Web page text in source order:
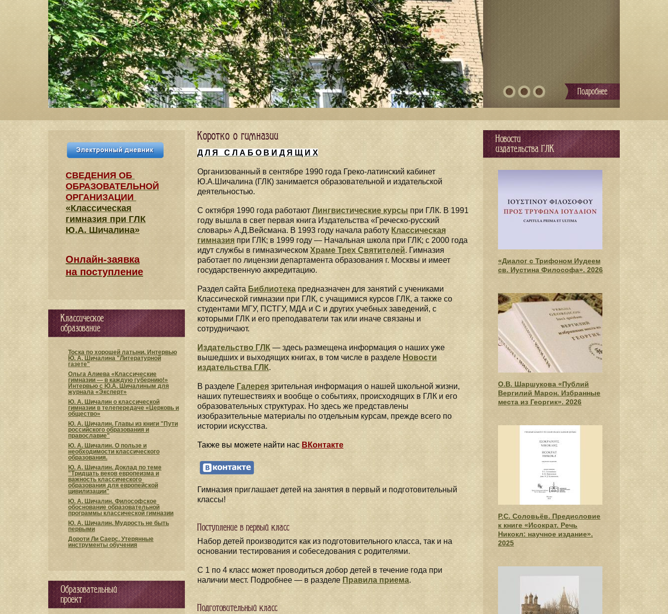
Коротко о гимназии
Д Л Я С Л А Б О В И Д Я Щ И Х
Организованный в сентябре 1990 года Греко-латинский кабинет
Ю.А.Шичалина (ГЛК) занимается образовательной и издательской
деятельностью.
С октября 1990 года работают Лингвистические курсы при ГЛК. В 1991
году вышла в свет первая книга Издательства «Греческо-русский
словарь» А.Д.Вейсмана. В 1993 году начала работу Классическая
гимназия при ГЛК; в 1999 году — Начальная школа при ГЛК; с 2000 года
идут службы в гимназическом Храме Трех Святителей. Гимназия
работает по лицензии департамента образования г. Москвы и имеет
государственную аккредитацию.
Раздел сайта Библиотека предназначен для занятий с учениками
Классической гимназии при ГЛК, с учащимися курсов ГЛК, а также со
студентами МГУ, ПСТГУ, МДА и С и других учебных заведений, с
которыми ГЛК и его преподаватели так или иначе связаны и
сотрудничают.
Издательство ГЛК — здесь размещена информация о наших уже
вышедших и выходящих книгах, в том числе в разделе Новости
издательства ГЛК.
В разделе Галерея зрительная информация о нашей школьной жизни,
наших путешествиях и вообще о событиях, происходящих в ГЛК и его
образовательных структурах. Но здесь же представлены
изобразительные материалы по отдельным курсам, прежде всего по
истории искусства.
Также вы можете найти нас ВКонтакте
Гимназия приглашает детей на занятия в первый и подготовительный
классы!
Поступление в первый класс
Набор детей производится как из подготовительного класса, так и на
основании тестирования и собеседования с родителями.
С 1 по 4 класс может проводиться добор детей в течение года при
наличии мест. Подробнее — в разделе Правила приема.
Подготовительный класс
СВЕДЕНИЯ​ ОБ
ОБРАЗОВАТЕЛЬНОЙ
ОРГАНИЗАЦИИ
«Классическая
гимназия при ГЛК
Ю.А. Шичалина»
Онлайн-заявка
на поступление
Классическое
образование
Тоска по хорошей латыни. Интервью
Ю. А. Шичалина "Литературной
газете"
Ольга Алиева «Классические
гимназии — в каждую губернию!»
Интервью с Ю.А. Шичалиным для
журнала «Эксперт»
Ю. А. Шичалин о классической
гимназии в телепередаче «Церковь и
общество»
Ю. А. Шичалин. Главы из книги "Пути
российского образования и
православие"
Ю. А. Шичалин. О пользе и
необходимости классического
образования.
Ю. А. Шичалин. Доклад по теме
"Тридцать веков европеизма и
важность классического
образования для европейской
цивилизации"
Ю. А. Шичалин. Философское
обоснование образовательной
программы классической гимназии
Ю. А. Шичалин. Мудрость не быть
первыми
Дороти Ли Саерс. Утерянные
инструменты обучения
Образовательный
проект
Новости
издательства ГЛК
«Диалог с Трифоном Иудеем
св. Иустина Философа». 2026
О.В. Шаршукова «Публий
Вергилий Марон. Избранные
места из Георгик». 2026
Р.С. Соловьёв. Предисловие
к книге «Исократ. Речь
Никокл: научное издание».
2025
Подробнее